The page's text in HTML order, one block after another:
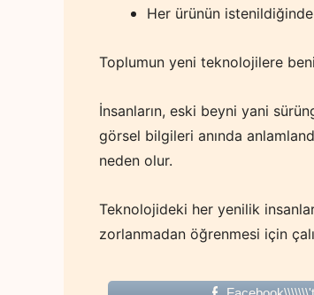
Her ürünün
Toplumun yeni teknolojilere
İnsanların, eski beyni yani
görsel bilgileri anında
neden olur.
Teknolojideki her yenilik
zorlanmadan öğrenmesi için